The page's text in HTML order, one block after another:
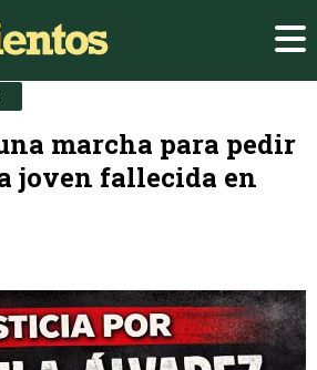
marcha para pedir
joven fallecida en